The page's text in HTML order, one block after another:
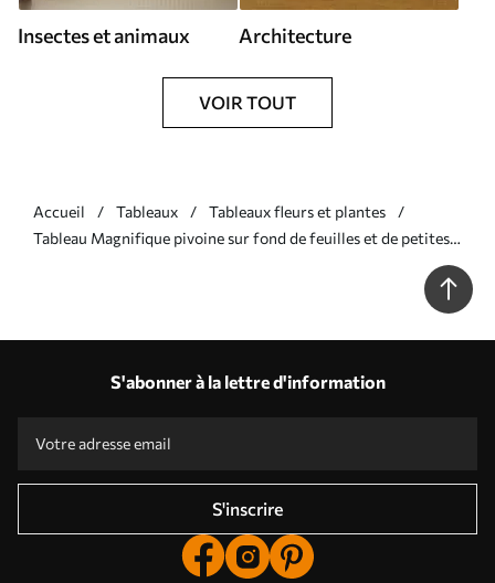
Insectes et animaux Architecture
VOIR TOUT
Accueil Tableaux
Tableaux fleurs et plantes
Tableau Magnifique pivoine sur fond de feuilles et de petites
S'abonner à la lettre d'information
S'inscrire